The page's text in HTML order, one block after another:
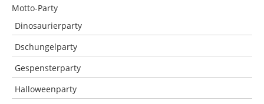
Motto-Party
Dinosaurierparty
Dschungelparty
Gespensterparty
Halloweenparty